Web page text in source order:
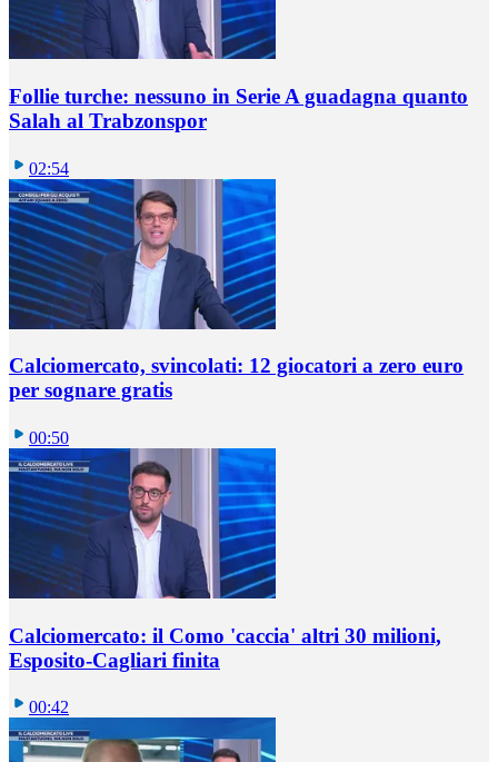
Follie turche: nessuno in Serie A guadagna quanto
Salah al Trabzonspor
02:54
Calciomercato, svincolati: 12 giocatori a zero euro
per sognare gratis
00:50
Calciomercato: il Como 'caccia' altri 30 milioni,
Esposito-Cagliari finita
00:42